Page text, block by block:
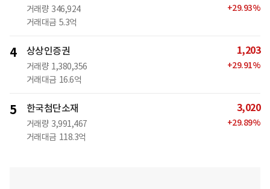
거래량 346,924
거래대금 5.3억
+29.93%
4 상상인증권
거래량 1,380,356
거래대금 16.6억
1,203
+29.91%
5 한국첨단소재
거래량 3,991,467
거래대금 118.3억
3,020
+29.89%